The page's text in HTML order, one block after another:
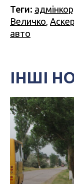
Теги:
Величко, Аскер
авто
ІНШІ